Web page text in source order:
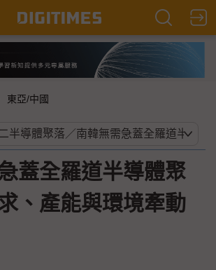
東亞/中國
蓋全羅道半導體聚
、產能與環境牽動